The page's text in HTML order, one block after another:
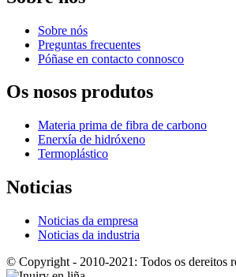
Sobre nós
Preguntas frecuentes
Póñase en contacto connosco
Os nosos produtos
Materia prima de fibra de carbono
Enerxía de hidróxeno
Termoplástico
Noticias
Noticias da empresa
Noticias da industria
© Copyright - 2010-2021: Todos os dereitos